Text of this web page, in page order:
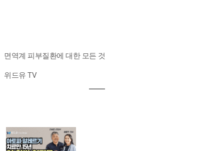
면역계 피부질환에 대한 모든 것
위드유 TV